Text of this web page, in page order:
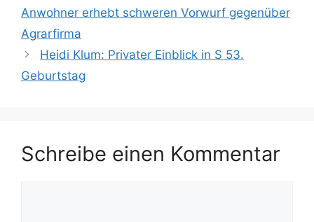
Anwohner erhebt schweren Vorwurf gegenüber
Agrarfirma
Heidi Klum: Privater Einblick in S 53.
Geburtstag
Schreibe einen Kommentar